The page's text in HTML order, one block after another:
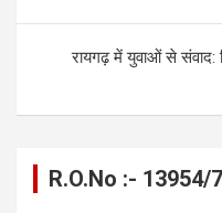
रायगढ़ में युवाओं से संवाद:
R.O.No :- 13954/